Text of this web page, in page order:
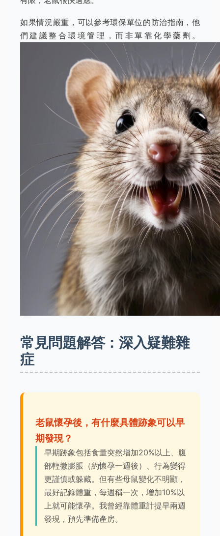
如果情況嚴重，可以參考環保單位的防治指南，他
們建議整合環境管理，而非單靠化學藥劑。
常見問題解答：深入疑難雜
症
老鼠懷孕後，有什麼具體跡象可以早
期發現？
早期跡象包括食量突然增加20%以上、腹
部輕微膨脹（約懷孕一週後）、行為變得
更謹慎或躲藏。但有些母鼠變化不明顯，
最好記錄體重，每週稱一次，增加10%以
上就可能懷孕。我曾經靠體重計提早兩週
發現，預先準備產房。